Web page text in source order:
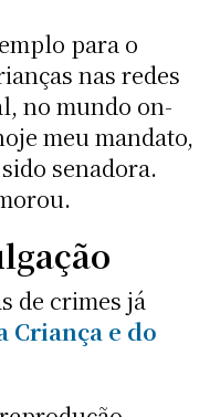
para o
nas redes
no mundo on-
meu mandato,
senadora.
de crimes já
Criança e do